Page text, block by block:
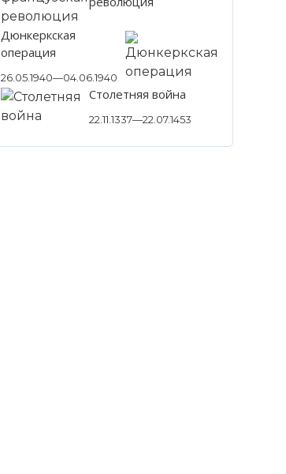
Дюнкеркская
операция
26.05.1940—04.06.1940
Столетняя война
22.11.1337—22.07.1453